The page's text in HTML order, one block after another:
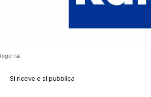
logo-rai
Si riceve e si pubblica